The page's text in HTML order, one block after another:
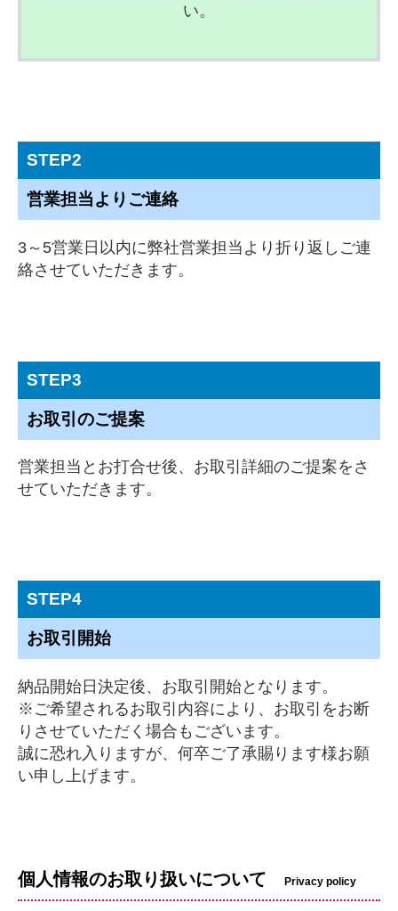
い。
STEP2
営業担当よりご連絡
3～5営業日以内に弊社営業担当より折り返しご連
絡させていただきます。
STEP3
お取引のご提案
営業担当とお打合せ後、お取引詳細のご提案をさ
せていただきます。
STEP4
お取引開始
納品開始日決定後、お取引開始となります。
※ご希望されるお取引内容により、お取引をお断
りさせていただく場合もございます。
誠に恐れ入りますが、何卒ご了承賜ります様お願
い申し上げます。
個人情報のお取り扱いについて Privacy policy